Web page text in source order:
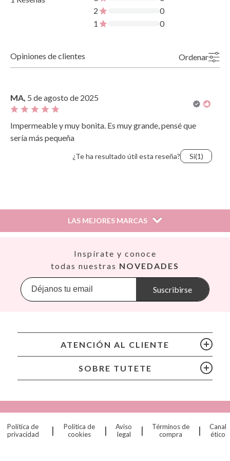
30500, Molina de Segura, Murcia
2
0
1
0
Opiniones de clientes
Ordenar
Lo más útil
MA, 5 de agosto de 2025
Impermeable y muy bonita. Es muy grande, pensé que
sería más pequeña
¿Te ha resultado útil esta reseña? Si(1)
LAS MEJORES MARCAS
Banwood
BIBS
Cristina de Jos'h
Djeco
Inspírate y conoce
todas nuestras NOVEDADES
Suscribirse
ATENCIÓN AL CLIENTE
SOBRE TUTETE
Política de
privacidad
|
Política de
cookies
|
Aviso
legal
|
Términos de
compra
|
Canal
ético